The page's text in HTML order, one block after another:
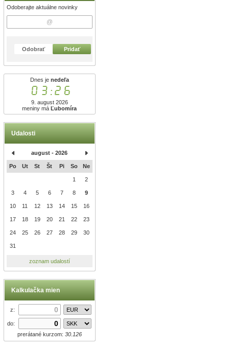
Odoberajte aktuálne novinky
Odobrať Pridať
Dnes je nedeľa
03:26
9. august 2026
meniny má Ľubomíra
Udalosti
august - 2026
Po Ut St Št Pi So Ne
1 2
3 4 5 6 7 8 9
10 11 12 13 14 15 16
17 18 19 20 21 22 23
24 25 26 27 28 29 30
31
zoznam udalostí
Kalkulačka mien
z:
do:
prerátané kurzom: 30.126